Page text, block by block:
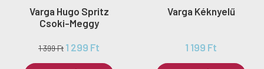
Varga Hugo Spritz
Csoki-Meggy
1 399 Ft 1 299 Ft
Varga Kéknyelű
1 199 Ft